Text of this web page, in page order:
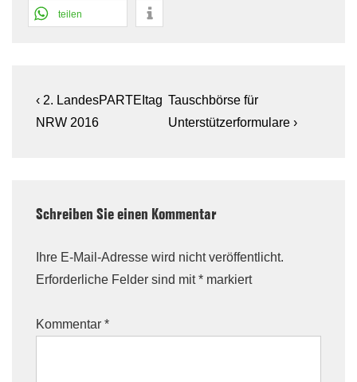
teilen
Beitragsnavigation
Previous
Post
‹ 2. LandesPARTEItag
NRW 2016
Next
Post
Tauschbörse für
Unterstützerformulare ›
Schreiben Sie einen Kommentar
Ihre E-Mail-Adresse wird nicht veröffentlicht.
Erforderliche Felder sind mit* markiert
Kommentar *